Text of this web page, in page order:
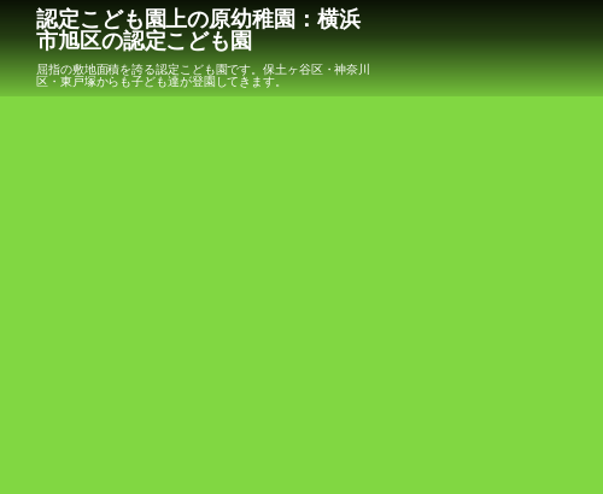
認定こども園上の原幼稚園：横浜
市旭区の認定こども園
屈指の敷地面積を誇る認定こども園です。保土ヶ谷区・神奈川
区・東戸塚からも子ども達が登園してきます。